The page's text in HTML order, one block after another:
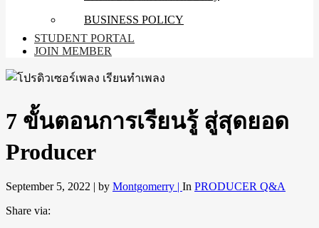
BUSINESS POLICY
STUDENT PORTAL
JOIN MEMBER
7 ขั้นตอนการเรียนรู้ สู่สุดยอด
Producer
September 5, 2022 | by Montgomerry | In PRODUCER Q&A
Share via: